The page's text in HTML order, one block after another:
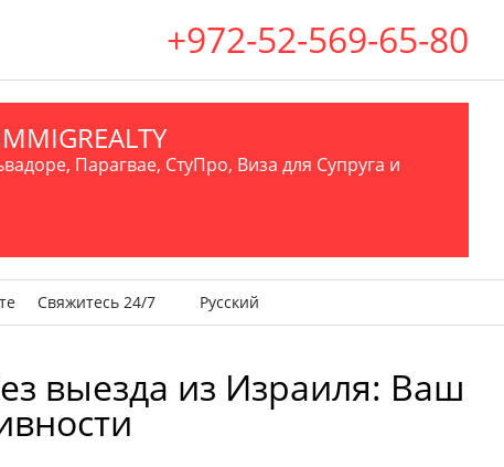
+972-52-569-65-80
Парагвае, СтуПро, Виза для Супруга и
Свяжитесь 24/7 Русский
выезда из Израиля: Ваш